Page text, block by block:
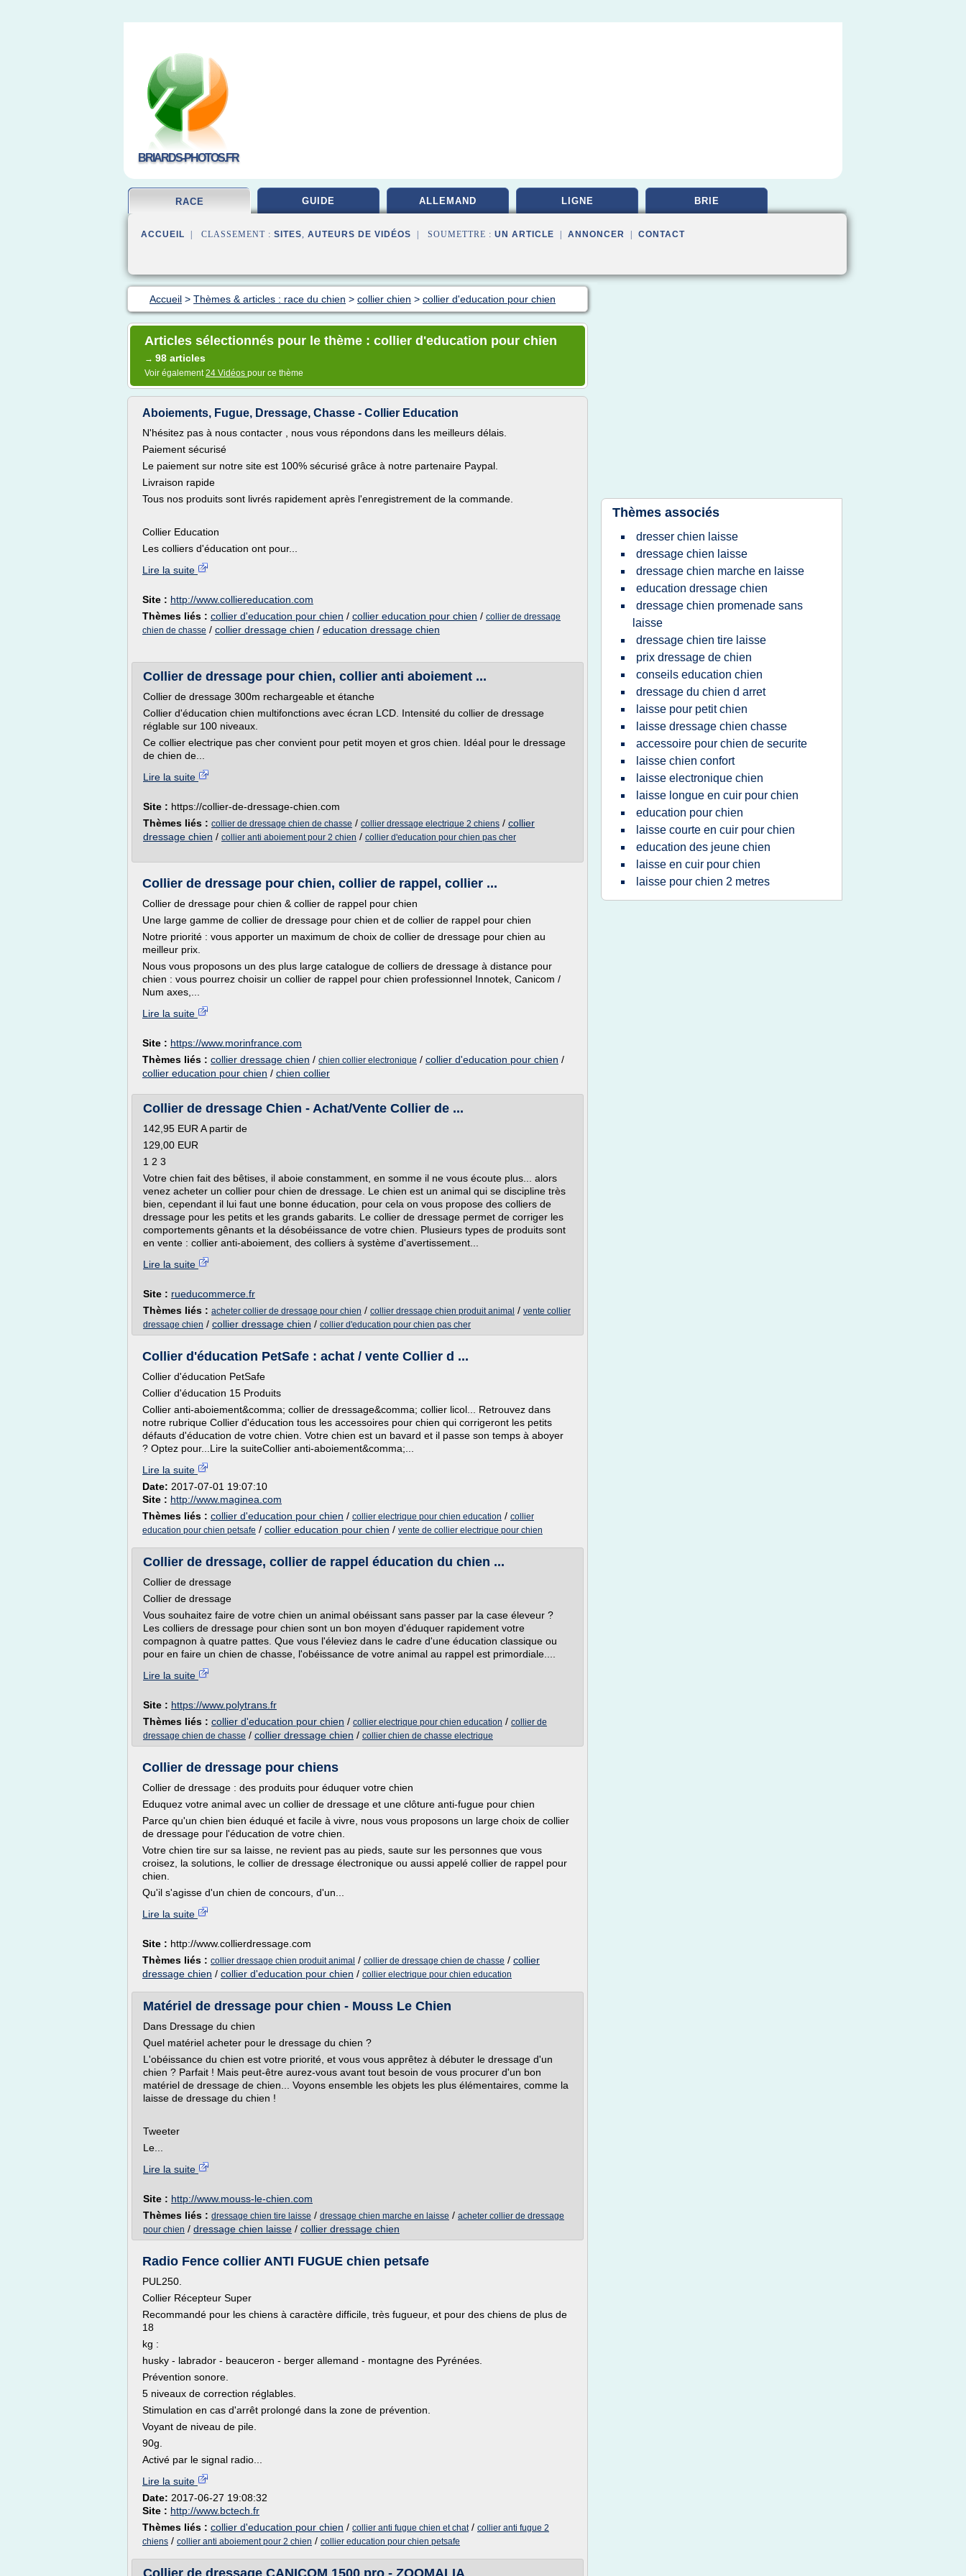
BRIARDS-PHOTOS.FR
RACE GUIDE ALLEMAND LIGNE BRIE
ACCUEIL | CLASSEMENT : SITES, AUTEURS DE VIDÉOS | SOUMETTRE : UN ARTICLE ANNONCER CONTACT
Accueil > Thèmes & articles : race du chien > collier chien > collier d'education pour chien
Articles sélectionnés pour le thème : collier d'education pour chien
→ 98 articles
Voir également24 Vidéos pour ce thème
Aboiements, Fugue, Dressage, Chasse - Collier Education
N'hésitez pas à nous contacter , nous vous répondons dans les meilleurs délais.
Paiement sécurisé
Le paiement sur notre site est 100% sécurisé grâce à notre partenaire Paypal.
Livraison rapide
Tous nos produits sont livrés rapidement après l'enregistrement de la commande.
Collier Education
Les colliers d'éducation ont pour...
Lire la suite
Site : http://www.colliereducation.com
Thèmes liés : collier d'education pour chien / collier education pour chien / collier de dressage
chien de chasse / collier dressage chien / education dressage chien
Collier de dressage pour chien, collier anti aboiement ...
Collier de dressage 300m rechargeable et étanche
Collier d'éducation chien multifonctions avec écran LCD. Intensité du collier de dressage
réglable sur 100 niveaux.
Ce collier electrique pas cher convient pour petit moyen et gros chien. Idéal pour le dressage
de chien de...
Lire la suite
Site : https://collier-de-dressage-chien.com
Thèmes liés : collier de dressage chien de chasse / collier dressage electrique 2 chiens / collier
dressage chien / collier anti aboiement pour 2 chien / collier d'education pour chien pas cher
Collier de dressage pour chien, collier de rappel, collier ...
Collier de dressage pour chien & collier de rappel pour chien
Une large gamme de collier de dressage pour chien et de collier de rappel pour chien
Notre priorité : vous apporter un maximum de choix de collier de dressage pour chien au
meilleur prix.
Nous vous proposons un des plus large catalogue de colliers de dressage à distance pour
chien : vous pourrez choisir un collier de rappel pour chien professionnel Innotek, Canicom /
Num axes,...
Lire la suite
Site : https://www.morinfrance.com
Thèmes liés : collier dressage chien / chien collier electronique / collier d'education pour chien /
collier education pour chien / chien collier
Collier de dressage Chien - Achat/Vente Collier de ...
142,95 EUR A partir de
129,00 EUR
1 2 3
Votre chien fait des bêtises, il aboie constamment, en somme il ne vous écoute plus... alors
venez acheter un collier pour chien de dressage. Le chien est un animal qui se discipline très
bien, cependant il lui faut une bonne éducation, pour cela on vous propose des colliers de
dressage pour les petits et les grands gabarits. Le collier de dressage permet de corriger les
comportements gênants et la désobéissance de votre chien. Plusieurs types de produits sont
en vente : collier anti-aboiement, des colliers à système d'avertissement...
Lire la suite
Site : rueducommerce.fr
Thèmes liés : acheter collier de dressage pour chien / collier dressage chien produit animal / vente collier
dressage chien / collier dressage chien / collier d'education pour chien pas cher
Collier d'éducation PetSafe : achat / vente Collier d ...
Collier d'éducation PetSafe
Collier d'éducation 15 Produits
Collier anti-aboiement&comma; collier de dressage&comma; collier licol... Retrouvez dans
notre rubrique Collier d'éducation tous les accessoires pour chien qui corrigeront les petits
défauts d'éducation de votre chien. Votre chien est un bavard et il passe son temps à aboyer
? Optez pour...Lire la suiteCollier anti-aboiement&comma;...
Lire la suite
Date: 2017-07-01 19:07:10
Site : http://www.maginea.com
Thèmes liés : collier d'education pour chien / collier electrique pour chien education / collier
education pour chien petsafe / collier education pour chien / vente de collier electrique pour chien
Collier de dressage, collier de rappel éducation du chien ...
Collier de dressage
Collier de dressage
Vous souhaitez faire de votre chien un animal obéissant sans passer par la case éleveur ?
Les colliers de dressage pour chien sont un bon moyen d'éduquer rapidement votre
compagnon à quatre pattes. Que vous l'éleviez dans le cadre d'une éducation classique ou
pour en faire un chien de chasse, l'obéissance de votre animal au rappel est primordiale....
Lire la suite
Site : https://www.polytrans.fr
Thèmes liés : collier d'education pour chien / collier electrique pour chien education / collier de
dressage chien de chasse / collier dressage chien / collier chien de chasse electrique
Collier de dressage pour chiens
Collier de dressage : des produits pour éduquer votre chien
Eduquez votre animal avec un collier de dressage et une clôture anti-fugue pour chien
Parce qu'un chien bien éduqué et facile à vivre, nous vous proposons un large choix de collier
de dressage pour l'éducation de votre chien.
Votre chien tire sur sa laisse, ne revient pas au pieds, saute sur les personnes que vous
croisez, la solutions, le collier de dressage électronique ou aussi appelé collier de rappel pour
chien.
Qu'il s'agisse d'un chien de concours, d'un...
Lire la suite
Site : http://www.collierdressage.com
Thèmes liés : collier dressage chien produit animal / collier de dressage chien de chasse / collier
dressage chien / collier d'education pour chien / collier electrique pour chien education
Matériel de dressage pour chien - Mouss Le Chien
Dans Dressage du chien
Quel matériel acheter pour le dressage du chien ?
L'obéissance du chien est votre priorité, et vous vous apprêtez à débuter le dressage d'un
chien ? Parfait ! Mais peut-être aurez-vous avant tout besoin de vous procurer d'un bon
matériel de dressage de chien... Voyons ensemble les objets les plus élémentaires, comme la
laisse de dressage du chien !
Tweeter
Le...
Lire la suite
Site : http://www.mouss-le-chien.com
Thèmes liés : dressage chien tire laisse / dressage chien marche en laisse / acheter collier de dressage
pour chien / dressage chien laisse / collier dressage chien
Radio Fence collier ANTI FUGUE chien petsafe
PUL250.
Collier Récepteur Super
Recommandé pour les chiens à caractère difficile, très fugueur, et pour des chiens de plus de
18
kg :
husky - labrador - beauceron - berger allemand - montagne des Pyrénées.
Prévention sonore.
5 niveaux de correction réglables.
Stimulation en cas d'arrêt prolongé dans la zone de prévention.
Voyant de niveau de pile.
90g.
Activé par le signal radio...
Lire la suite
Date: 2017-06-27 19:08:32
Site : http://www.bctech.fr
Thèmes liés : collier d'education pour chien / collier anti fugue chien et chat/ collier anti fugue 2
chiens / collier anti aboiement pour 2 chien / collier education pour chien petsafe
Collier de dressage CANICOM 1500 pro - ZOOMALIA
Thèmes associés
dresser chien laisse
dressage chien laisse
dressage chien marche en laisse
education dressage chien
dressage chien promenade sans
laisse
dressage chien tire laisse
prix dressage de chien
conseils education chien
dressage du chien d arret
laisse pour petit chien
laisse dressage chien chasse
accessoire pour chien de securite
laisse chien confort
laisse electronique chien
laisse longue en cuir pour chien
education pour chien
laisse courte en cuir pour chien
education des jeune chien
laisse en cuir pour chien
laisse pour chien 2 metres